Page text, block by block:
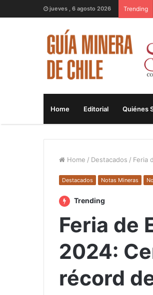
jueves , 6 agosto 2026 Trending
Home Editorial Quiénes
Home / Destacados / Feria
Destacados Notas Mineras
Trending
Feria de
2024:
récord